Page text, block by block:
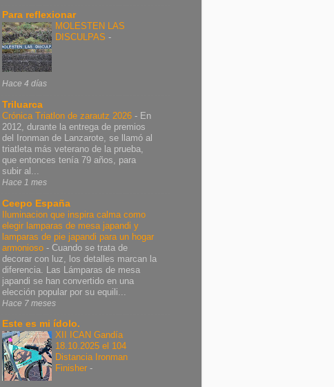
Para reflexionar
MOLESTEN LAS
DISCULPAS -
Hace 4 días
Triluarca
Crónica Triatlon de zarautz 2026 - En
2012, durante la entrega de premios
del Ironman de Lanzarote, se llamó al
triatleta más veterano de la prueba,
que entonces tenía 79 años, para
subir al...
Hace 1 mes
Ceepo España
Iluminacion que inspira calma como
elegir lamparas de mesa japandi y
lamparas de pie japandi para un hogar
armonioso - Cuando se trata de
decorar con luz, los detalles marcan la
diferencia. Las Lámparas de mesa
japandi se han convertido en una
elección popular por su equili...
Hace 7 meses
Este es mi ídolo.
XII ICAN Gandía
18.10.2025 el 104
Distancia Ironman
Finisher -